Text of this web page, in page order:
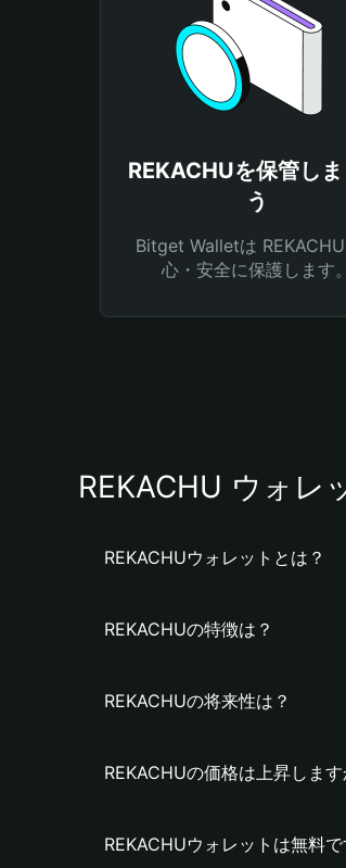
REKACHUを保管しま
う
Bitget Walletは
心・安全に保護します。
REKACHU ウォレ
REKACHUウォレットとは？
REKACHUの特徴は？
REKACHUの将来性は？
REKACHUの価格は上昇します
REKACHUウォレットは無料で